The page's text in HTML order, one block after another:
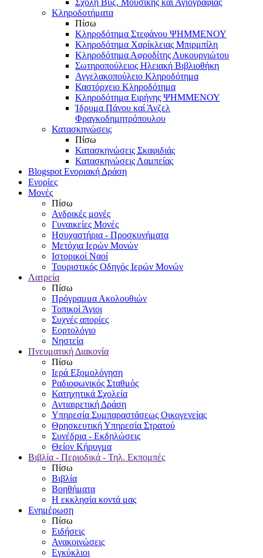
Κληροδοτήματα
Πίσω
Κληροδότημα Στεφάνου ΨΗΜΜΕΝΟΥ
Κληροδότημα Χαρίκλειας Μπιρμπίλη
Κληροδότημα Αφροδίτης Λυκουργιώτου
Σωτηροπούλειος Ηλειακή Βιβλιοθήκη
Αγγελακοπούλειο Κληροδότημα
Καστόρχειο Κληροδότημα
Κληροδότημα Ειρήνης ΨΗΜΜΕΝΟΥ
Ίδρυμα Πάνου καί Άνζελ
Φραγκοδημητρόπουλου
Κατασκηνώσεις
Πίσω
Κατασκηνώσεις Σκαφιδιάς
Κατασκηνώσεις Λαμπείας
Blogspot Ενοριακή Δράση
Ενορίες
Μονές
Πίσω
Ανδρικές μονές
Γυναικείες Μονές
Ησυχαστήρια - Προσκυνήματα
Μετόχια Ιερών Μονών
Ιστορικοί Ναοί
Τουριστικός Οδηγός Ιερών Μονών
Λατρεία
Πίσω
Πρόγραμμα Ακολουθιών
Τοπικοί Άγιοι
Συχνές απορίες
Εορτολόγιο
Νηστεία
Πνευματική Διακονία
Πίσω
Ιερά Εξομολόγηση
Ραδιοφωνικός Σταθμός
Κατηχητικά Σχολεία
Αντιαιρετική Δράση
Υπηρεσία Συμπαραστάσεως Οικογενείας
Θρησκευτική Υπηρεσία Στρατού
Συνέδρια - Εκδηλώσεις
Θείον Κήρυγμα
Βιβλία - Περιοδικά - Τηλ. Εκπομπές
Πίσω
Βιβλία
Βοηθήματα
Η εκκλησία κοντά μας
Ενημέρωση
Πίσω
Ειδήσεις
Ανακοινώσεις
Εγκύκλιοι